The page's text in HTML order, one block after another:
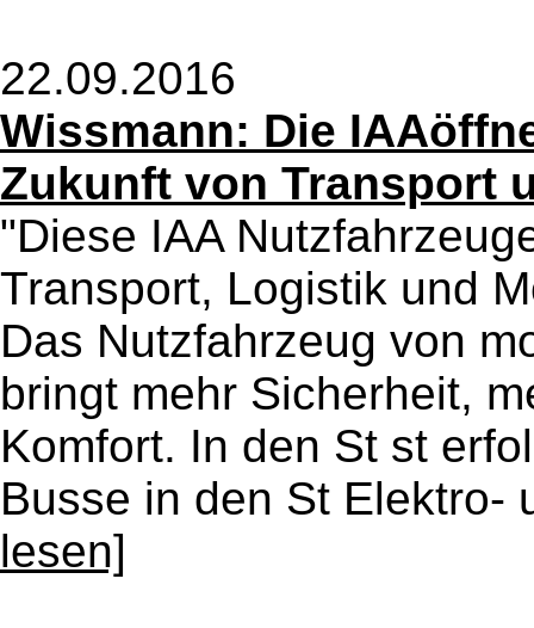
22.09.2016
Wissmann: Die
Zukunft von Transport
"Diese IAA
Transport, Logistik und
Das Nutzfahrzeug von
bringt mehr Sicherheit,
Komfort. In den St st
Busse in den St Elektro-
lesen]